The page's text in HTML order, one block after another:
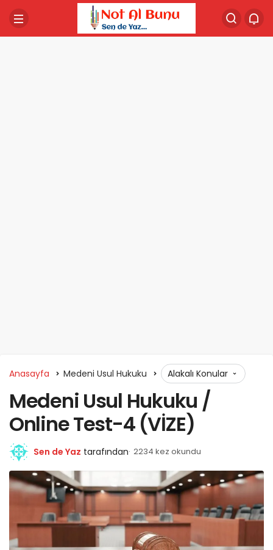
Anasayfa Medeni Usul Hukuku Alakalı Konular
Medeni Usul Hukuku /
Online Test-4 (VİZE)
Sen de Yaz tarafından 2234 kez okundu